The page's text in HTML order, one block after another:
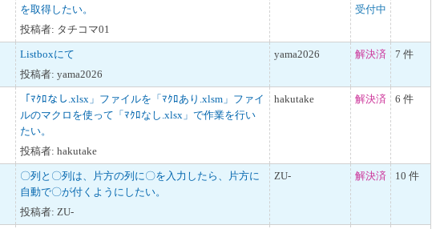
を取得したい。
投稿者: タチコマ01
受付中
Listboxにて
投稿者: yama2026
yama2026 解決済 7 件
「ﾏｸﾛなし.xlsx」ファイルを「ﾏｸﾛあり.xlsm」ファイ
ルのマクロを使って「ﾏｸﾛなし.xlsx」で作業を行い
たい。
投稿者: hakutake
hakutake 解決済 6 件
〇列と〇列は、片方の列に〇を入力したら、片方に
自動で〇が付くようにしたい。
投稿者: ZU-
ZU- 解決済 10 件